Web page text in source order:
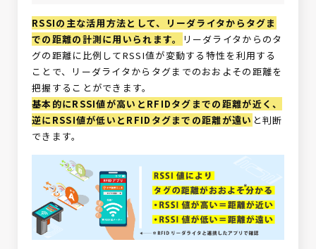
RSSIの主な活用方法として、リーダライタからタグま
での距離の計測に用いられます。
リーダライタからのタ
グの距離に比例してRSSI値が変動する特性を利用する
ことで、リーダライタからタグまでのおおよその距離を
把握することができます。
基本的にRSSI値が高いとRFIDタグまでの距離が近く、
逆にRSSI値が低いとRFIDタグまでの距離が遠い と判断
できます。